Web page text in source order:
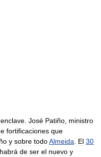
enclave José Patiño ministro
fortificaciones que
y sobre todoAlmeida El 30
habrá de ser el nuevo y